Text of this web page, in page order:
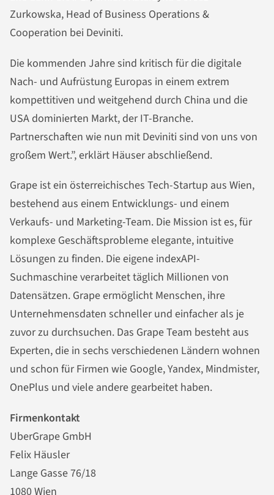
Zurkowska, Head of Business Operations &
Cooperation bei Deviniti.
Die kommenden Jahre sind kritisch für die digitale
Nach- und Aufrüstung Europas in einem extrem
kompettitiven und weitgehend durch China und die
USA dominierten Markt, der IT-Branche.
Partnerschaften wie nun mit Deviniti sind von uns von
großem Wert.”, erklärt Häuser abschließend.
Grape ist ein österreichisches Tech-Startup aus Wien,
bestehend aus einem Entwicklungs- und einem
Verkaufs- und Marketing-Team. Die Mission ist es, für
komplexe Geschäftsprobleme elegante, intuitive
Lösungen zu finden. Die eigene indexAPI-
Suchmaschine verarbeitet täglich Millionen von
Datensätzen. Grape ermöglicht Menschen, ihre
Unternehmensdaten schneller und einfacher als je
zuvor zu durchsuchen. Das Grape Team besteht aus
Experten, die in sechs verschiedenen Ländern wohnen
und schon für Firmen wie Google, Yandex, Mindmister,
OnePlus und viele andere gearbeitet haben.
Firmenkontakt
UberGrape GmbH
Felix Häusler
Lange Gasse 76/18
1080 Wien